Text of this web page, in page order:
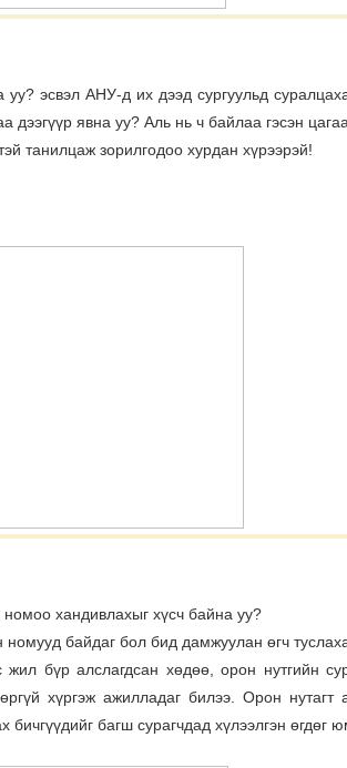
эсвэл АНУ-д их дээд сургуульд
дээгүүр явна уу? Аль нь ч байлаа гэсэн
танилцаж зорилгодоо хурдан хүрээрэй!
хандивлахыг хүсч байна уу?
номууд байдаг бол бид дамжуулан өгч
бүр алслагдсан хөдөө, орон нутгийн
хүргэж ажилладаг билээ. Орон
багш сурагчдад хүлээлгэн өгдөг